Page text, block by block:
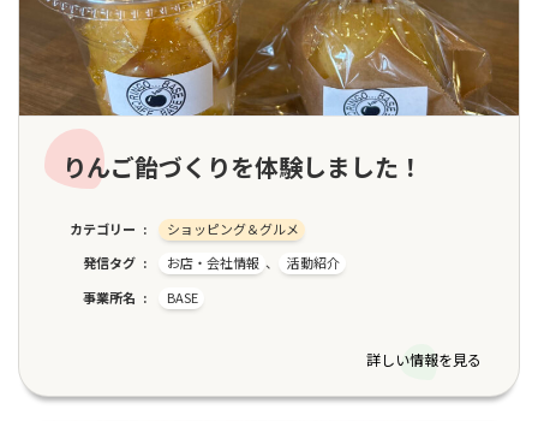
りんご飴づくりを体験しました！
カテゴリー
ショッピング＆グルメ
発信タグ
お店・会社情報 、
活動紹介
事業所名
BASE
詳しい情報を見る